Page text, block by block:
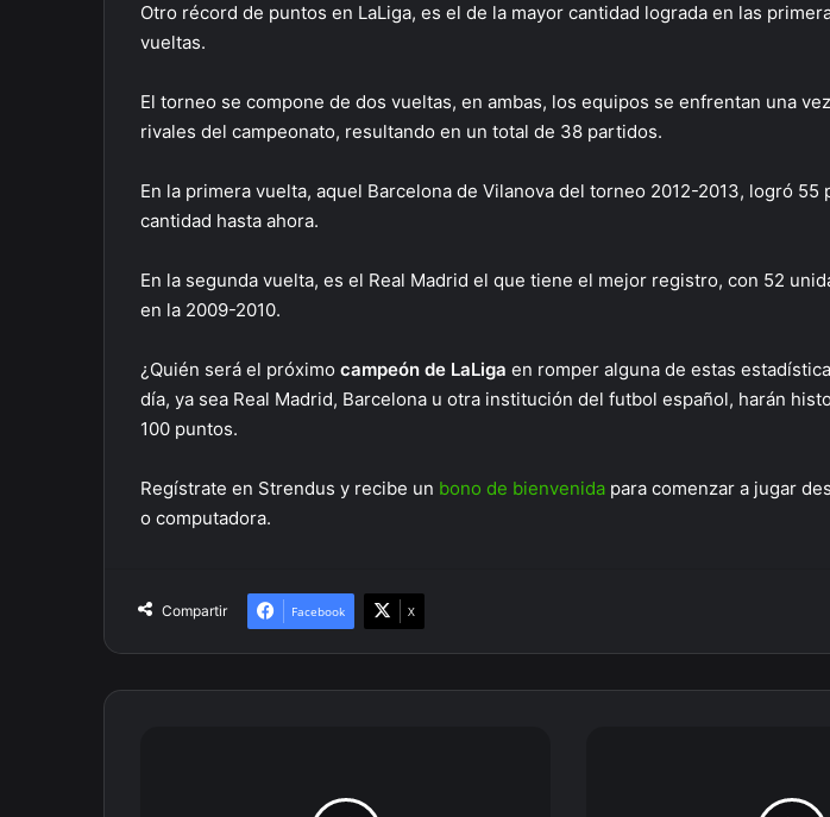
Otro récord de puntos en LaLiga, es el de la mayor cantidad lograda en las
vueltas.
El torneo se compone de dos vueltas, en ambas, los equipos se enfrentan una
rivales del campeonato, resultando en un total de 38 partidos.
En la primera vuelta, aquel Barcelona de Vilanova del torneo 2012-2013, logró 55
cantidad hasta ahora.
En la segunda vuelta, es el Real Madrid el que tiene el mejor registro, con 52
en la 2009-2010.
¿Quién será el próximo campeón de LaLiga en romper alguna de estas
día, ya sea Real Madrid, Barcelona u otra institución del futbol español, harán
100 puntos.
Regístrate en Strendus y recibe un bono de bienvenida para comenzar a jugar
o computadora.
Compartir Facebook X